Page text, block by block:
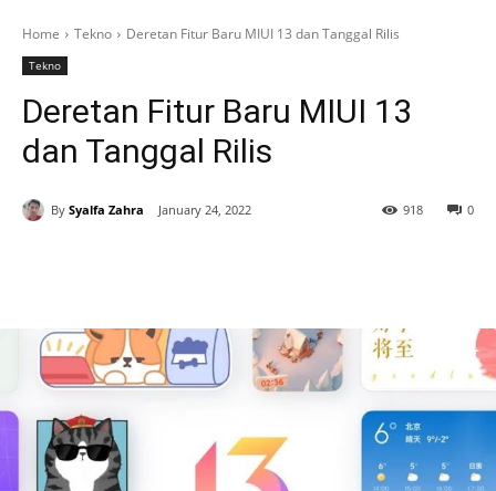
Home Tekno Deretan Fitur Baru MIUI 13 dan Tanggal Rilis
Tekno
Deretan Fitur Baru MIUI 13
dan Tanggal Rilis
By Syalfa Zahra January 24, 2022 0
918